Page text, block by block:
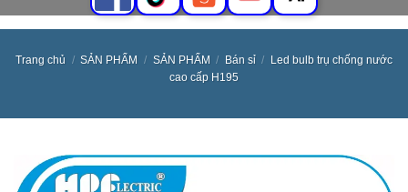
Trang chủ / SẢN PHẨM / SẢN PHẨM / Bán sỉ /
Led bulb trụ chống nước
cao cấp H195